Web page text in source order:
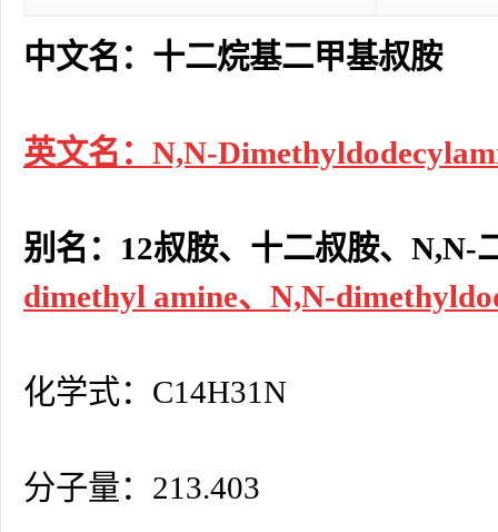
中文名：十二烷基二甲基叔胺
英文名：N,N-
别名：12叔胺、十二叔胺、N,N-
dimethyl amine、N,N-
化学式：C14H31N
分子量：213.403